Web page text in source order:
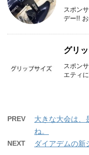
スポン
デー!! お
グリ
スポン
エティ
PREV
大きな大会は、
ね。
NEXT ダイアデムの新